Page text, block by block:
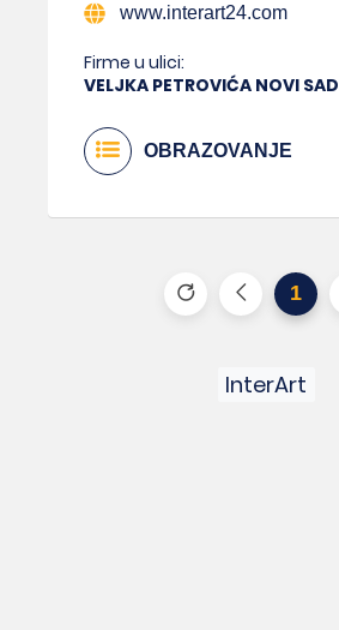
www.interart24.com
Firme u ulici:
VELJKA PETROVIĆA NOVI SAD
OBRAZOVANJE
1
InterArt